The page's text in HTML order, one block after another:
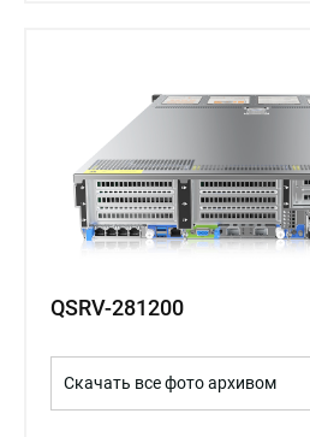
QSRV-281200
Скачать все фото архивом